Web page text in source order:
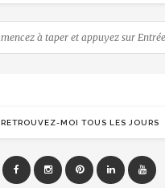
RETROUVEZ-MOI TOUS LES JOURS